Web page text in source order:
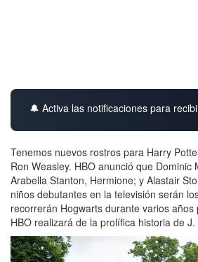
🔔 Activa las notificaciones para
Tenemos nuevos rostros para Harry
Ron Weasley. HBO anunció que Dominic
Arabella Stanton, Hermione; y Alastair
niños debutantes en la televisión serán
recorrerán Hogwarts durante varios
HBO realizará de la prolífica historia de J.